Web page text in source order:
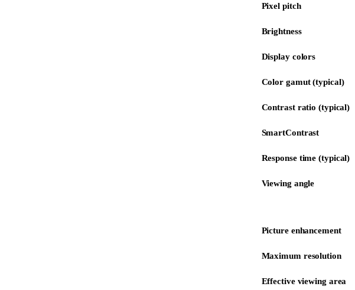
Pixel pitch
Brightness
Display colors
Color gamut (typical)
Contrast ratio (typical)
SmartContrast
Response time (typical)
Viewing angle
Picture enhancement
Maximum resolution
Effective viewing area